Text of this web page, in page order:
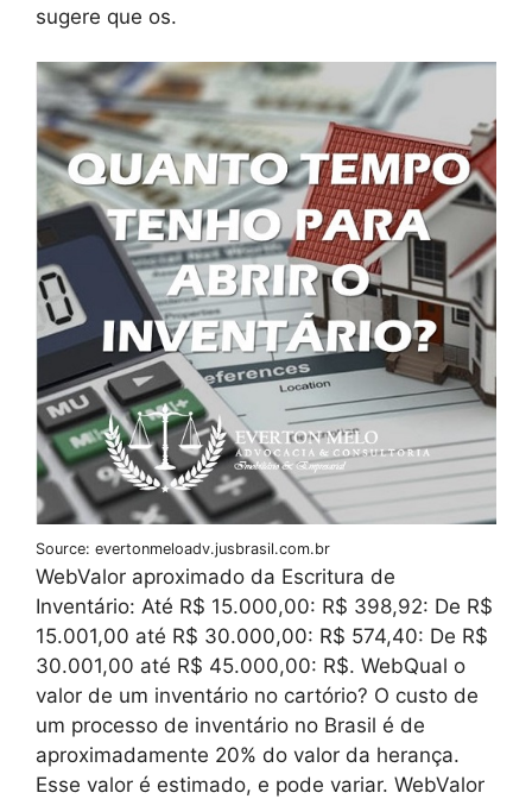
sugere que os.
Source: evertonmeloadv.jusbrasil.com.br
WebValor aproximado da Escritura de
Inventário: Até R$ 15.000,00: R$ 398,92: De R$
15.001,00 até R$ 30.000,00: R$ 574,40: De R$
30.001,00 até R$ 45.000,00: R$. WebQual o
valor de um inventário no cartório? O custo de
um processo de inventário no Brasil é de
aproximadamente 20% do valor da herança.
Esse valor é estimado, e pode variar. WebValor